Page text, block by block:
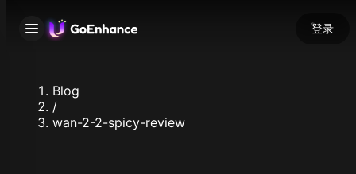
登录
Blog
/
wan-2-2-spicy-review